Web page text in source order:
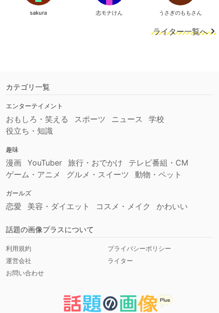
sakura 志モナけん うさぎのももさん
ライター一覧へ
カテゴリ一覧
エンターテイメント
おもしろ・笑える スポーツ ニュース
学校
役立ち・知識
趣味
漫画 YouTuber 旅行・おでかけ
テレビ番組・CM
ゲーム・アニメ
グルメ・スイーツ 動物・ペット
ガールズ
恋愛 美容・ダイエット コスメ・メイク かわいい
話題の画像プラスについて
利用規約
プライバシーポリシー
運営会社
ライター
お問い合わせ